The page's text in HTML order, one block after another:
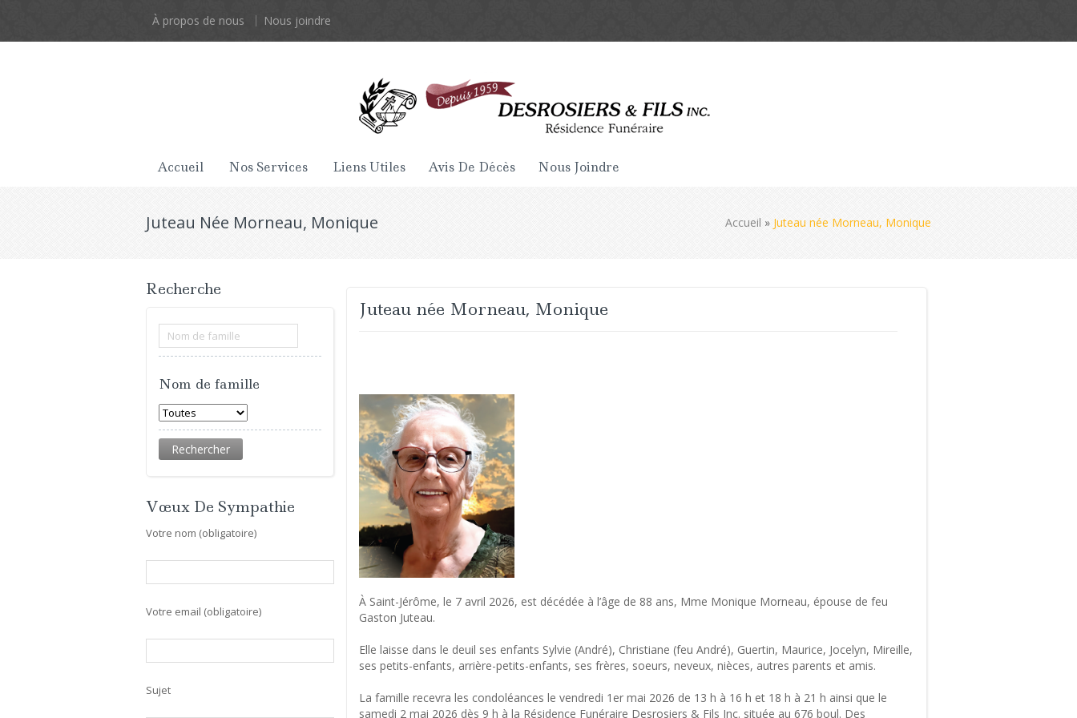
À propos de nous Nous joindre
Accueil Nos Services Liens Utiles Avis De Décès Nous Joindre
Juteau Née Morneau, Monique Accueil » Juteau née Morneau, Monique
Juteau née Morneau, Monique
À Saint-Jérôme, le 7 avril 2026, est décédée à l’âge de 88 ans, Mme Monique Morneau, épouse de feu
Gaston Juteau.
Elle laisse dans le deuil ses enfants Sylvie (André), Christiane (feu André), Guertin, Maurice, Jocelyn, Mireille,
ses petits-enfants, arrière-petits-enfants, ses frères, soeurs, neveux, nièces, autres parents et amis.
La famille recevra les condoléances le vendredi 1er mai 2026 de 13 h à 16 h et 18 h à 21 h ainsi que le
samedi 2 mai 2026 dès 9 h à la Résidence Funéraire Desrosiers & Fils Inc. située au 676 boul. Des
Recherche
Nom de famille
Vœux De Sympathie
Votre nom (obligatoire)
Votre email (obligatoire)
Sujet